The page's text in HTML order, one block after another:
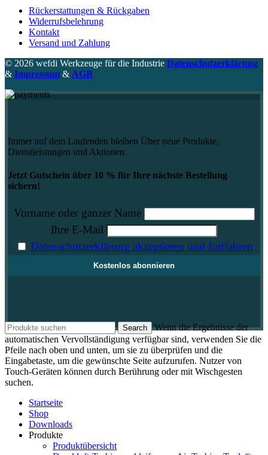
Rückerstattungen & Rückgaben
Widerrufsbelehrung
Kontakt
Versand und Zahlung
© 2026 wefdi Werkzeuge für die Industrie Datenschutzerklärung
& Impressum & AGB
Immer auf dem Laufenden bleiben Über neue Produkte,
Dienstleistungen und Aktionen.
Jetzt Gutschein über 10 % für Ihre nächste Bestellung
sichern!
Vorname oder ganzer Name
Ihre E-Mail
Datenschutzerklärung akzeptieren und fortfahren
Search
Wenn die Ergebnisse der
automatischen Vervollständigung verfügbar sind, verwenden Sie die
Pfeile nach oben und unten, um sie zu überprüfen und die
Eingabetaste, um die gewünschte Seite aufzurufen. Nutzer von
Touch-Geräten können durch Berührung oder mit Wischgesten
suchen.
Startseite
Shop
Downloads
Produkte
Produktübersicht